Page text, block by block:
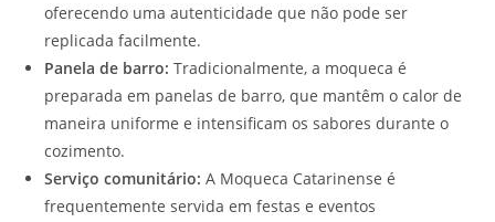
oferecendo uma autenticidade que não pode ser
replicada facilmente.
Panela de barro: Tradicionalmente, a moqueca é
preparada em panelas de barro, que mantêm o calor de
maneira uniforme e intensificam os sabores durante o
cozimento.
Serviço comunitário: A Moqueca Catarinense é
frequentemente servida em festas e eventos